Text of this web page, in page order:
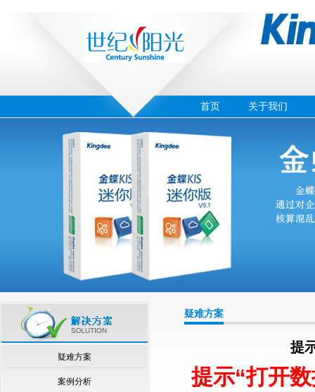
首页 关于我们
01
疑难方案
案例分析
疑难方案
提
提示“打开